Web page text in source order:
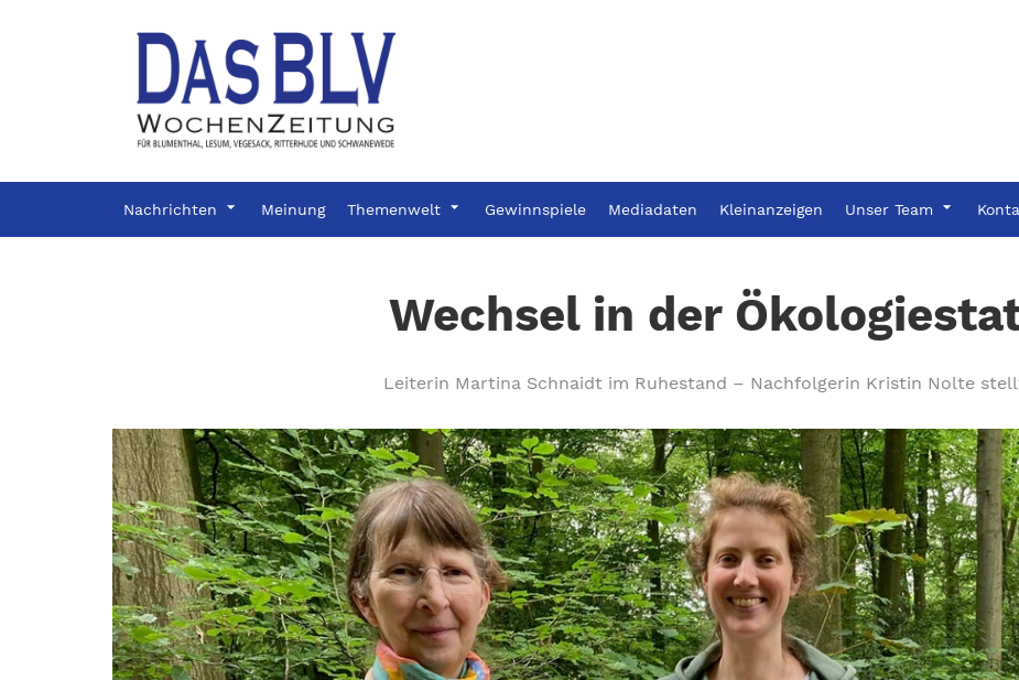
Nachrichten Meinung Themenwelt Gewinnspiele Mediadaten Kleinanzeigen Unser Team
Wechsel in der
Leiterin Martina Schnaidt im Ruhestand – Nachfolgerin Kristin Nolte